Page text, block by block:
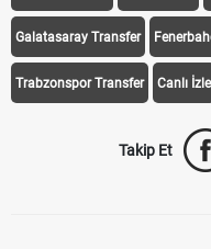
Galatasaray Transfer
Trabzonspor Transfer Canlı İzle
Takip Et